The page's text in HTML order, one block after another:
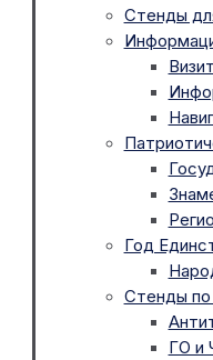
Стенды
Год
Стенды
ГО и